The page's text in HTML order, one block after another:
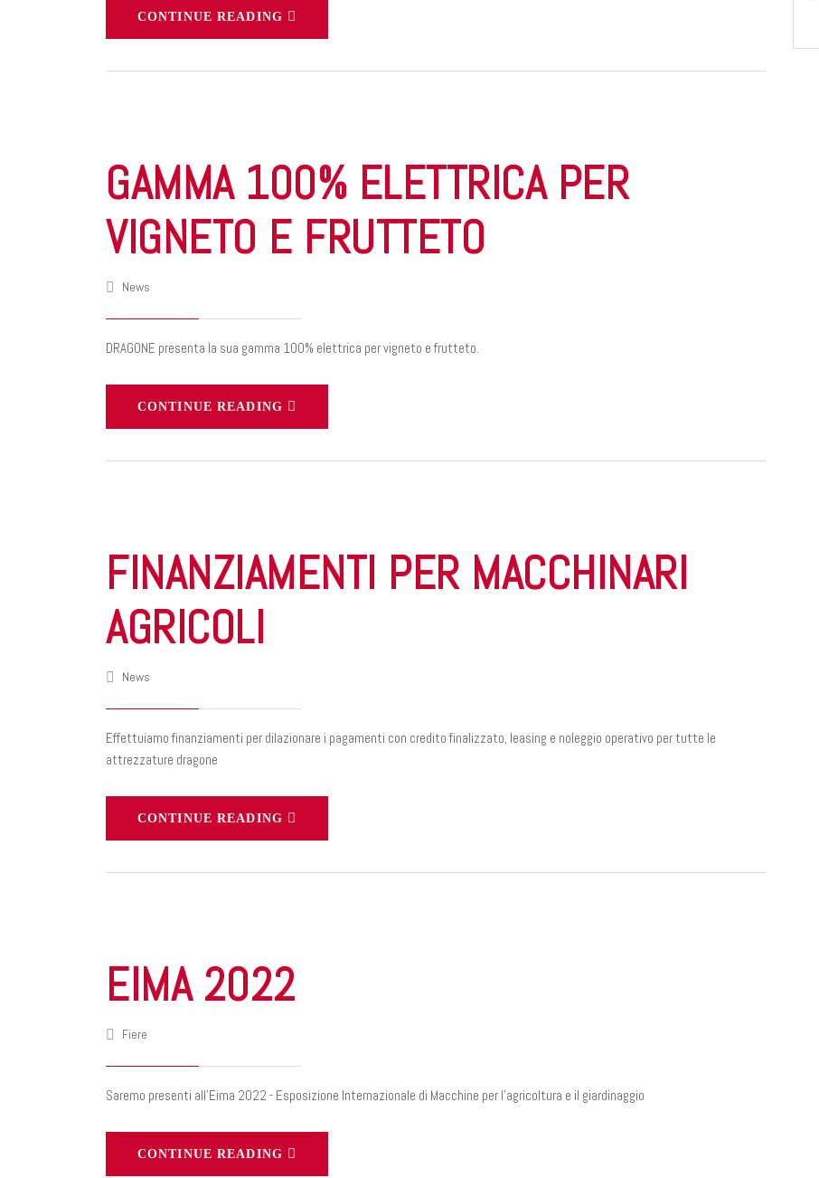
CONTINUE READING
GAMMA 100% ELETTRICA PER
VIGNETO E FRUTTETO
News
DRAGONE presenta la sua gamma 100% elettrica per vigneto e frutteto.
CONTINUE READING
FINANZIAMENTI PER MACCHINARI
AGRICOLI
News
Effettuiamo finanziamenti per dilazionare i pagamenti con credito finalizzato, leasing e noleggio operativo per tutte le
attrezzature dragone
CONTINUE READING
EIMA 2022
Fiere
Saremo presenti all'Eima 2022 - Esposizione Internazionale di Macchine per l'agricoltura e il giardinaggio
CONTINUE READING